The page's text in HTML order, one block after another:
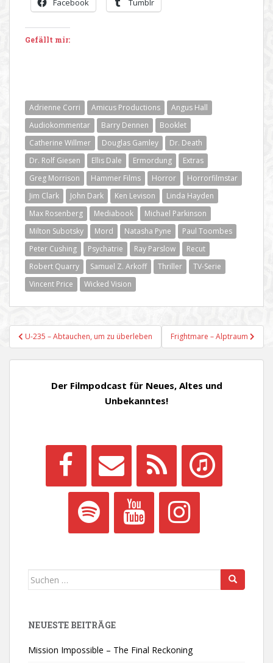
Facebook Tumblr
Gefällt mir:
Adrienne Corri Amicus Productions
Angus Hall
Audiokommentar
Barry Dennen
Booklet
Catherine Willmer
Douglas Gamley
Dr. Death
Dr. Rolf Giesen
Ellis Dale Ermordung
Extras
Greg Morrison
Hammer Films Horror
Horrorfilmstar
Jim Clark
John Dark Ken Levison
Linda Hayden
Max Rosenberg
Mediabook
Michael Parkinson
Milton Subotsky
Mord Natasha Pyne
Paul Toombes
Peter Cushing
Psychatrie Ray Parslow
Recut
Robert Quarry
Samuel Z. Arkoff Thriller
TV-Serie
Vincent Price
Wicked Vision
Beitragsnavigation
U-235 – Abtauchen, um zu überleben Frightmare – Alptraum
Der Filmpodcast für Neues, Altes und
Unbekanntes!
Suchen
NEUESTE BEITRÄGE
Mission Impossible – The Final Reckoning